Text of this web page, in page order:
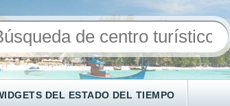
DEL ESTADO DEL TIEMPO